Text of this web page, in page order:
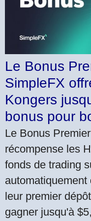
Le Bonus
SimpleFX
Kongers
bonus pour
Le Bonus
récompense les
fonds de trading
leur premier
gagner jusqu'à